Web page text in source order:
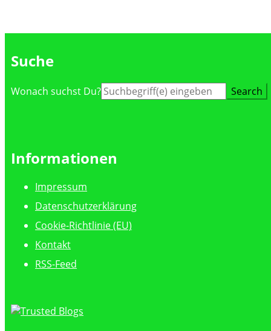
Suche
Suche
Wonach suchst Du?
Informationen
Impressum
Datenschutzerklärung
Cookie-Richtlinie (EU)
Kontakt
RSS-Feed